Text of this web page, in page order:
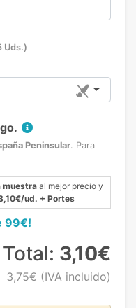
Uds.)
Peninsular. Para
muestra al mejor precio y
ud. + Portes
99€!
Total: 3,10€
3,75€ (IVA incluido)